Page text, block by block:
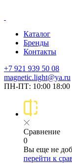
Каталог
Бренды
Контакты
+7 921 939 50 08
magnetic.light@ya.ru
ПН-ПТ: 10:00 18:00
Сравнение
0
Вы еще не
перейти к